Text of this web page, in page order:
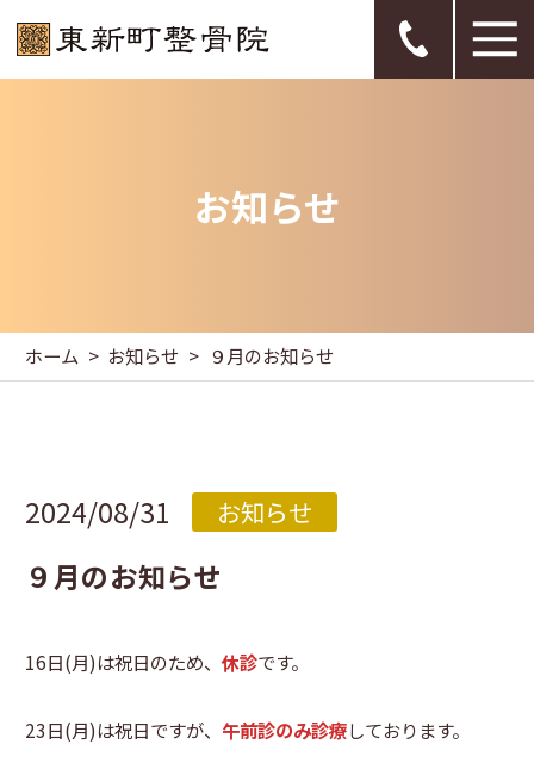
お知らせ
ホーム お知らせ ９月のお知らせ
2024/08/31 お知らせ
９月のお知らせ
16日(月)は祝日のため、 休診です。
23日(月)は祝日ですが、 午前診のみ診療しております。